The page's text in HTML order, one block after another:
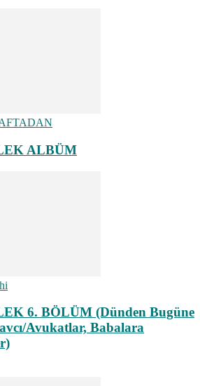
ALBÜM
6. BÖLÜM (Dünden Bugüne
Avukatlar, Babalara